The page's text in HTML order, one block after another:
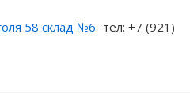
58 склад №6 тел: +7 (921)